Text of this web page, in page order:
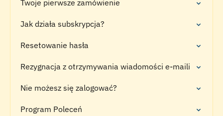
Twoje pierwsze zamówienie
Jak działa subskrypcja?
Resetowanie hasła
Rezygnacja z otrzymywania wiadomości e-maili
Nie możesz się zalogować?
Program Poleceń